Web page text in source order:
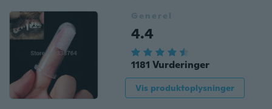
Generel
4.4
1181 Vurderinger
Vis produktoplysninger